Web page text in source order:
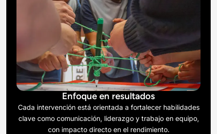
Enfoque en resultados
Cada intervención está orientada a fortalecer habilidades
clave como comunicación, liderazgo y trabajo en equipo,
con impacto directo en el rendimiento.